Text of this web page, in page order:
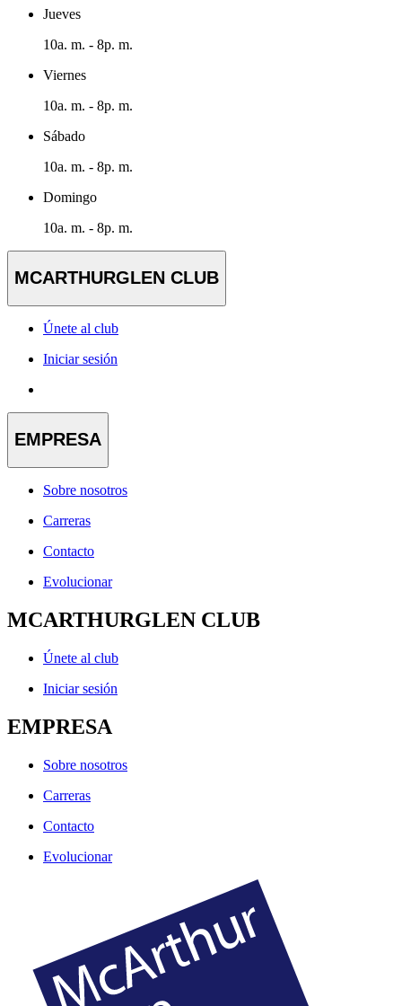
Jueves
10a. m. - 8p. m.
Viernes
10a. m. - 8p. m.
Sábado
10a. m. - 8p. m.
Domingo
10a. m. - 8p. m.
MCARTHURGLEN CLUB
Únete al club
Iniciar sesión
EMPRESA
Sobre nosotros
Carreras
Contacto
Evolucionar
MCARTHURGLEN CLUB
Únete al club
Iniciar sesión
EMPRESA
Sobre nosotros
Carreras
Contacto
Evolucionar